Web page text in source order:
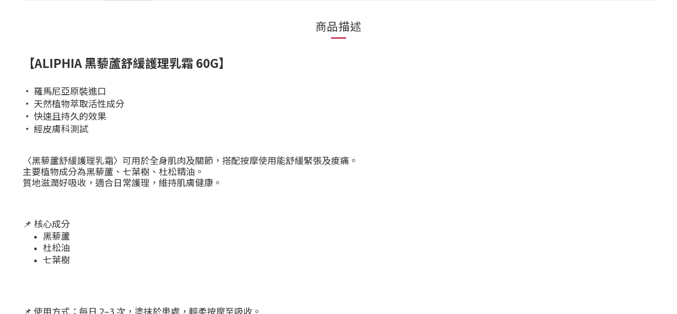
商品描述
【ALIPHIA黑藜蘆舒緩護理乳霜 60G】
· 羅馬尼亞原裝進口
· 天然植物萃取活性成分
· 快速且持久的效果
· 經皮膚科測試
〈黑藜蘆舒緩護理乳霜〉可用於全身肌肉及關節， 搭配按摩使用能舒緩緊張及痠痛。
主要植物成分為黑藜蘆、七葉樹、杜松精油。
質地滋潤好吸收， 適合日常護理，維持肌膚健康。
📌 核心成分
黑藜蘆
杜松油
七葉樹
📌 使用方式：每日 2–3 次，塗抹於患處，輕柔按摩至吸收。